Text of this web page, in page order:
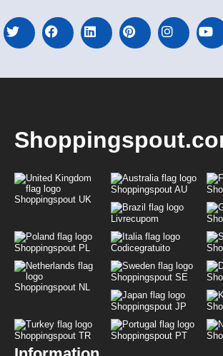
Shoppingspout UK
Shoppingspout AU
Livrecupom
Shoppingspout PL Codicegratuito
Shoppingspout NL
Shoppingspout SE
Shoppingspout JP
Shoppingspout TR Shoppingspout PT